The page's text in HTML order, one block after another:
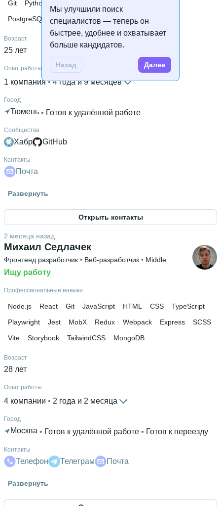
Мы улучшили поиск
специалистов — теперь он
быстрее, удобнее и охватывает
больше кандидатов.
Назад Далее
Git Python
PostgreSQL
ClickHouse Apache Kafka CI/CD
Возраст
25 лет
Опыт работы
1 компания • 4 года и 9 месяцев
Город
Тюмень • Готов к удалённой работе
Сообщества
Хабр GitHub
Контакты
Почта
Высшее образование
информационных технологий
Развернуть
Открыть контакты
Михаил Седлачек
2 месяца назад
Фронтенд разработчик • Веб-разработчик • Middle
Ищу работу
Профессиональные навыки
Node.js React Git JavaScript HTML CSS
TypeScript
Playwright
Jest MobX Redux Webpack Express
SCSS
Vite
Storybook TailwindCSS MongoDB
Возраст
28 лет
Опыт работы
4 компании 2 года и 2 месяца
Город
Москва • Готов к удалённой работе • Готов к переезду
Контакты
Телефон Телеграм Почта
Развернуть